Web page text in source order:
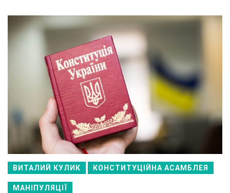
ВИТАЛИЙ КУЛИК КОНСТИТУЦІЙНА АСАМБЛЕЯ
МАНІПУЛЯЦІЇ